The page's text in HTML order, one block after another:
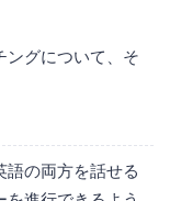
ングについて、そ
語の両方を話せる